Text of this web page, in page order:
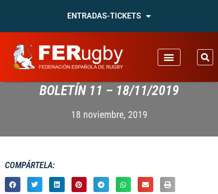
ENTRADAS-TICKETS
BOLETÍN 11 – 18/11/2019
18 noviembre, 2019
COMPÁRTELA: